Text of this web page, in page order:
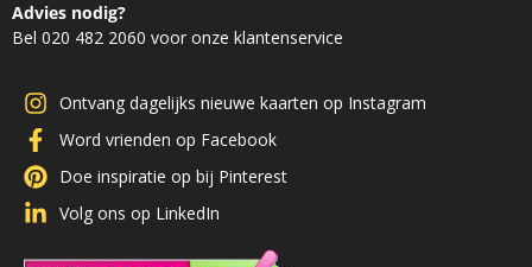
Advies nodig?
Bel 020 482 2060 voor onze klantenservice
Ontvang dagelijks nieuwe kaarten op Instagram
Word vrienden op Facebook
Doe inspiratie op bij Pinterest
Volg ons op LinkedIn